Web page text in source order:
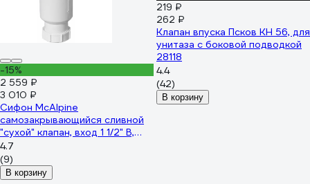
-15%
2 559 ₽
3 010 ₽
Сифон McAlpine
самозакрывающийся сливной
"сухой" клапан, вход 1 1/2" В,
MRNRV40-PB
4.7
(9)
В корзину
219 ₽
262 ₽
Клапан впуска Псков КН 56, для
унитаза с боковой подводкой
28118
4.4
(42)
В корзину